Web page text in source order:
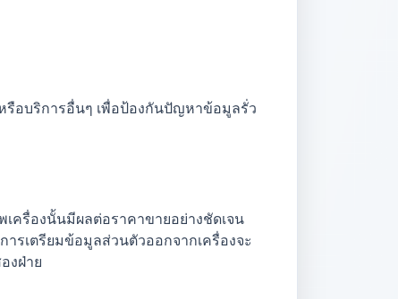
อบริการอื่นๆ เพื่อป้องกันปัญหาข้อมูลรั่ว
ครื่องนั้นมีผลต่อราคาขายอย่างชัดเจน
รเตรียมข้อมูลส่วนตัวออกจากเครื่องจะ
งฝ่าย